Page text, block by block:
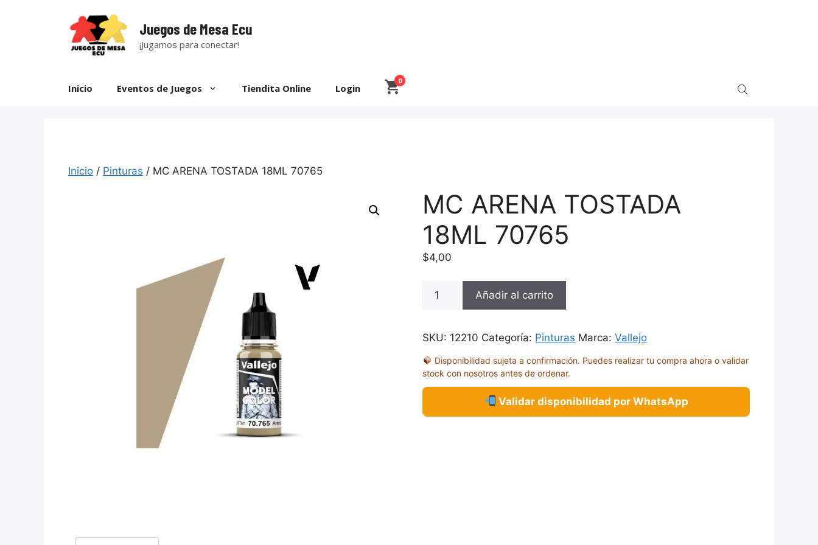
Juegos de Mesa Ecu
¡Jugamos para conectar!
Inicio Eventos de Juegos Tiendita Online Login
0
Inicio / Pinturas / MC ARENA TOSTADA 18ML 70765
MC ARENA TOSTADA
18ML 70765
$4,00
ARENA
18ML
cantidad
Añadir al carrito
SKU: 12210 Categoría: Pinturas Marca:Vallejo
Disponibilidad sujeta a confirmación. Puedes realizar tu compra ahora o validar
stock con nosotros antes de ordenar.
Validar disponibilidad por WhatsApp